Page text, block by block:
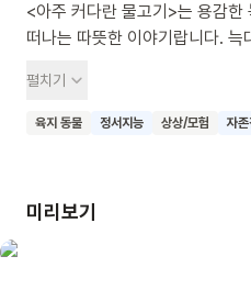
<아주 커다란 물고기>는 용감한
떠나는 따뜻한 이야기랍니다. 늑
커다란 물고기를 만나면서 늑대
즐거운 시간을 보낸답니다. 이
펼치기
육지 동물 정서지능 상상/모험 자
미리보기